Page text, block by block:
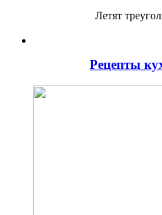
Летят
Рецепты